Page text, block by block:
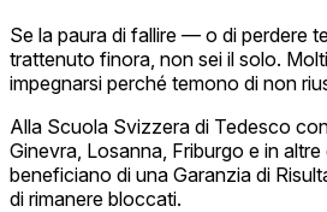
Se la paura di fallire — o di perdere
trattenuto finora, non sei il solo.
impegnarsi perché temono di non
Alla Scuola Svizzera di Tedesco
Ginevra, Losanna, Friburgo e in
beneficiano di una Garanzia di
di rimanere bloccati.